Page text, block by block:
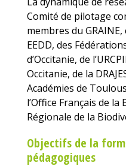
Comité de pilotage
membres du
EEDD, des
d’Occitanie, de
Occitanie, de la
Académies de
l’Office Français de la
Régionale de la
Objectifs de la
pédagogiques